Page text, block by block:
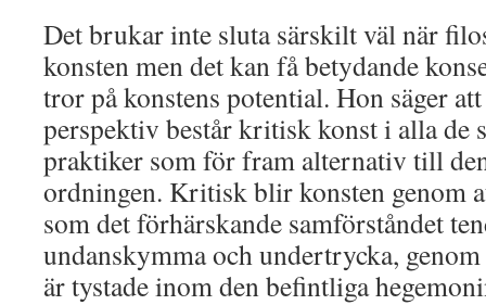
Det brukar inte sluta särskilt väl när
konsten men det kan få betydande
tror på konstens potential. Hon säger
perspektiv består kritisk konst i alla de
praktiker som för fram alternativ till
ordningen. Kritisk blir konsten genom
som det förhärskande samförståndet
undanskymma och undertrycka,
är tystade inom den befintliga